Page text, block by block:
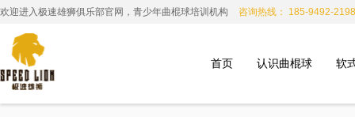
欢迎进入极速雄狮俱乐部官网，青少年曲棍球培训机构 咨询热线： 185-9492-2198
首页 认识曲棍球 软